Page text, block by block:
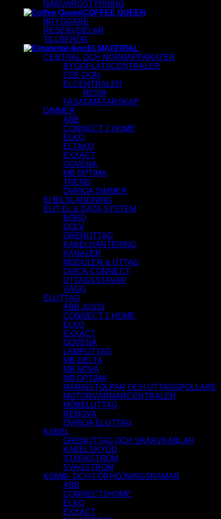
NÄRVAROSTYRNING
COFFEE QUEEN
BRYGGARE
RESERVDELAR
TILLBEHÖR
ELMATERIAL
CENTRAL OCH NORMAPPARATER
BYGGPLATSCENTRALER
CEE-DON
ELCENTRALER
RESI9
FASADMÄTARSKAP
DIMMER
ABB
CONNECT 2 HOME
ELKO
ELTAKO
EXXACT
GOVENA
MB OPTIMA
TREND
ÖVRIGA DIMMER
ELBILSLADDNING
ELIT EL & DATA SYSTEM
BORD
GOLV
GRENUTTAG
KABELHANTERING
KANALER
MODULER & UTTAG
QUICK CONNECT
UTTAGSSTAVAR
VÄGG
ELUTTAG
ABB JUSSI
CONNECT 2 HOME
ELKO
EXXACT
GOVENA
LAMPUTTAG
MB-DELTA
MB NOVA
MB OPTIMA
MARINSTOLPAR OCH UTTAGSPOLLARE
MOTORVÄRMARCENTRALER
MÖBELUTTAG
RENOVA
ÖVRIGA ELUTTAG
KABEL
GRENUTTAG OCH SKARVKABLAR
KABELSKYDD
STARKSTRÖM
SVAGSTRÖM
KOMBI- OCH FÖRHÖJNINGSRAMAR
ABB
CONNECT2HOME
ELKO
EXXACT